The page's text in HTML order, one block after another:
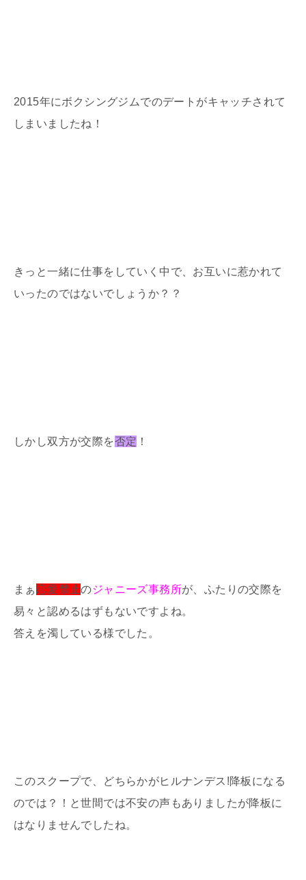
2015年にボクシングジムでのデートがキャッチされて
しまいましたね！
きっと一緒に仕事をしていく中で、お互いに惹かれて
いったのではないでしょうか？？
しかし双方が交際を否定 ！
まぁ恋愛禁止のジャニーズ事務所が、ふたりの交際を
易々と認めるはずもないですよね。
答えを濁している様でした。
このスクープで、どちらかがヒルナンデス!降板になる
のでは？！と世間では不安の声もありましたが降板に
はなりませんでしたね。